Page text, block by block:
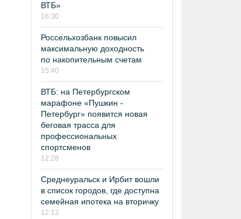
ВТБ»
16:30
Россельхозбанк повысил
максимальную доходность
по накопительным счетам
15:40
ВТБ: на Петербургском
марафоне «Пушкин -
Петербург» появится новая
беговая трасса для
профессиональных
спортсменов
12:28
Среднеуральск и Ирбит вошли
в список городов, где доступна
семейная ипотека на вторичку
12:13